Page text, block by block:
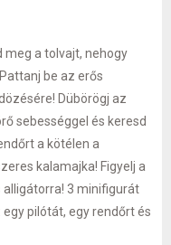
meg a tolvajt, nehogy
be az erős
Dübörögj az
sebességgel és keresd
a kötélen a
kalamajka! Figyelj a
3 minifigurát
pilótát, egy rendőrt és